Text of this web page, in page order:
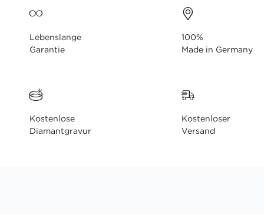
Lebenslange
Garantie
100%
Made in Germany
Kostenlose
Diamantgravur
Kostenloser
Versand